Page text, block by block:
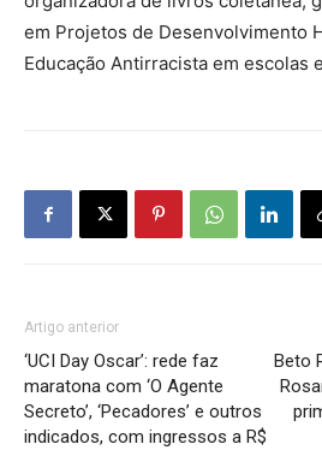
em Projetos de Desenvolvimento
Educação Antirracista em escolas
Artigo anterior
‘UCI Day Oscar’: rede faz
maratona com ‘O Agente
Secreto’, ‘Pecadores’ e outros
indicados, com ingressos a R$
Beto